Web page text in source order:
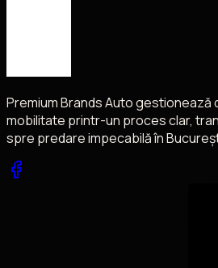
Premium Brands Auto gestionează
mobilitate printr-un proces clar,
spre predare impecabilă în